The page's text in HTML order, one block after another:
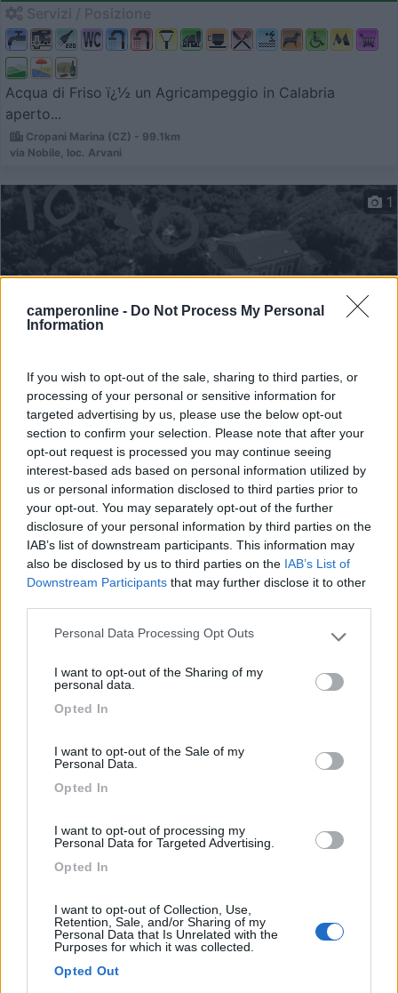
camperonline - Do Not Process My Personal
Information
If you wish to opt-out of the sale, sharing to third parties, or
processing of your personal or sensitive information for
targeted advertising by us, please use the below opt-out
section to confirm your selection. Please note that after your
opt-out request is processed you may continue seeing
interest-based ads based on personal information utilized by
us or personal information disclosed to third parties prior to
your opt-out. You may separately opt-out of the further
disclosure of your personal information by third parties on the
IAB’s list of downstream participants. This information may
also be disclosed by us to third parties on the IAB’s List of
Downstream Participants that may further disclose it to other
Please note that this website/app uses one or more Google
not limited to your visit or usage behaviour. You may click to
grant or deny consent to Google and its third-party tags to
use your data for below specified purposes in below Google
Personal Data Processing Opt Outs
I want to opt-out of the Sharing of my
personal data.
Opted In
I want to opt-out of the Sale of my
Personal Data.
Opted In
I want to opt-out of processing my
Personal Data for Targeted Advertising.
Opted In
I want to opt-out of Collection, Use,
Retention, Sale, and/or Sharing of my
Personal Data that Is Unrelated with the
Purposes for which it was collected.
Opted Out
Acqua di Friso ï¿½ un Agricampeggio in Calabria
aperto...
Cropani Marina (CZ) - 99.1km
via Nobile, loc. Arvani
Area di sosta (AA)
1
Agriturismo Il Mandorlo
9 1
Servizi / Posizione
Agriturismo in posizione panoramica, all’interno del Pa...
Loc. Chiaie, 55
Agriturismo Etna Wine